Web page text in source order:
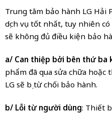
Trung tâm bảo hành LG Hải
dịch vụ tốt nhất, tuy nhiên
sẽ không đủ điều kiện bảo
a/ Can thiệp bởi bên thứ ba
phẩm đã qua sửa chữa hoặc
LG sẽ bị từ chối bảo hành.
b/ Lỗi từ người dùng: Thiết